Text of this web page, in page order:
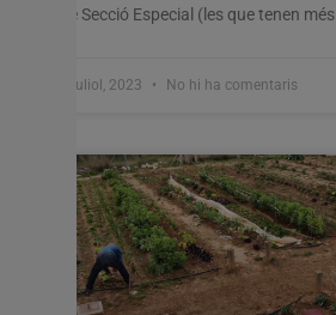
de Secció Especial (les que tenen més
6 juliol, 2023 No hi ha comentaris